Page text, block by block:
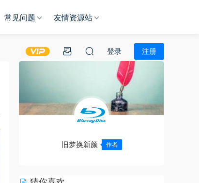
常见问题 友情资源站
登录 注册
旧梦换新颜 作者